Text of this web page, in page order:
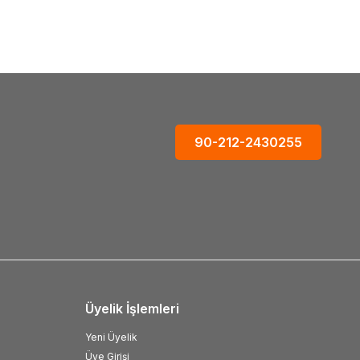
90-212-2430255
Üyelik İşlemleri
Yeni Üyelik
Üye Girişi